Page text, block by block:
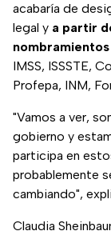
acabaría de
legal y a partir
IMSS, ISSSTE,
Profepa, INM,
"Vamos a ver,
gobierno y
participa en
probablemente
cambiando",
Claudia